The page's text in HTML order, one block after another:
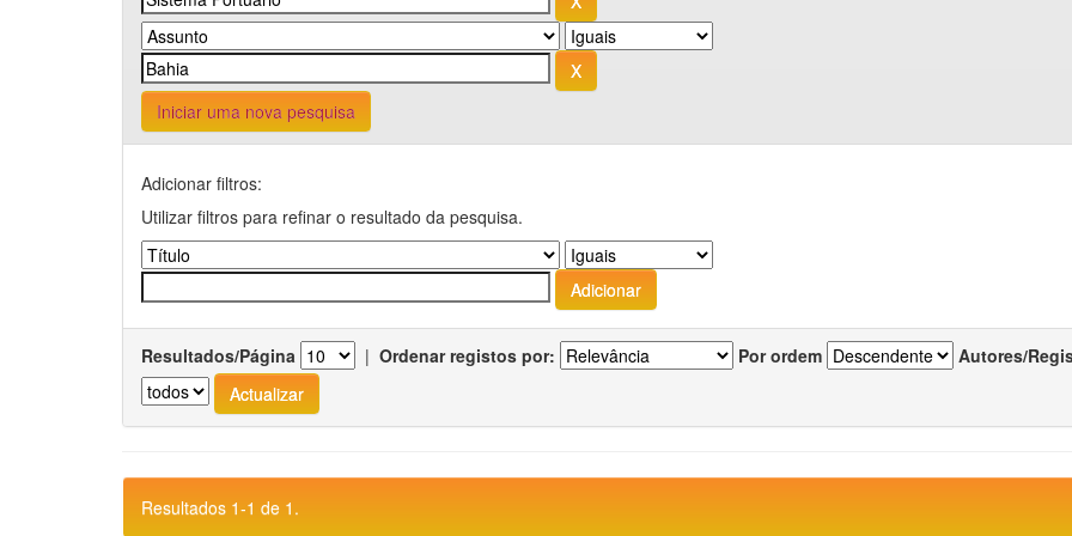
Iniciar uma nova pesquisa
Adicionar filtros:
Utilizar filtros para refinar o resultado da pesquisa.
Resultados/Página | Ordenar registos por: Por ordem Autores/
Resultados 1-1 de 1.